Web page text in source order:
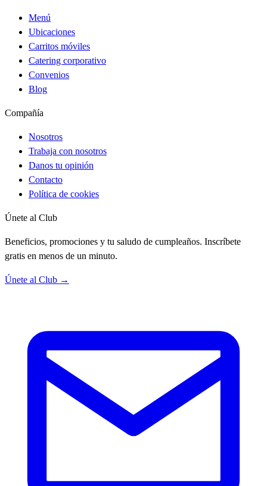
Menú
Ubicaciones
Carritos móviles
Catering corporativo
Convenios
Blog
Compañía
Nosotros
Trabaja con nosotros
Danos tu opinión
Contacto
Política de cookies
Únete al Club
Beneficios, promociones y tu saludo de cumpleaños. Inscríbete
gratis en menos de un minuto.
Únete al Club →